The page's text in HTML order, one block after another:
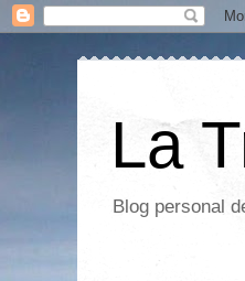
La
Blog personal